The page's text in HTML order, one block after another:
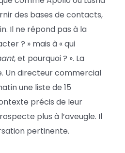
des bases de contacts,
Il ne répond pas à la
? » mais à « qui
, et pourquoi ? ». La
Un directeur commercial
une liste de 15
précis de leur
plus à l’aveugle. Il
pertinente.